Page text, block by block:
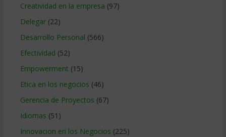
Creatividad en la empresa (97)
Delegar(22)
Desarrollo Personal (566)
Efectividad (52)
Empowerment (15)
Etica en los negocios (46)
Gerencia de Proyectos (67)
Idiomas (51)
Innovacion en los Negocios (225)